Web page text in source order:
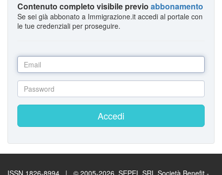
Contenuto completo visibile previo abbonamento
Se sei già abbonato a Immigrazione.it accedi al portale con
le tue credenziali per proseguire.
Accedi
ISSN 1826-8994 | © 2005-2026, SEPEL SRL Società Benefit -